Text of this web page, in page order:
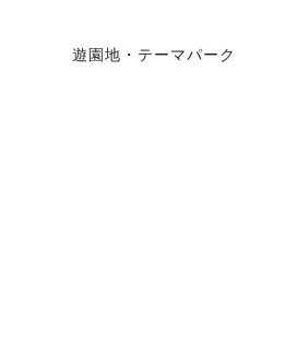
遊園地・テーマパーク